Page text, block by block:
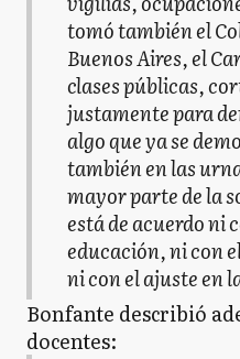
tomó también el
Buenos Aires, el
clases públicas,
justamente para
algo que ya se
también en las
mayor parte de la
está de acuerdo ni
educación, ni con
ni con el ajuste en
Bonfante describió
docentes: